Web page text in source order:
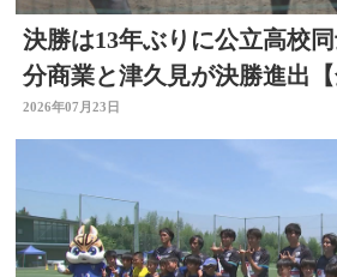
決勝は13年ぶりに公立高校
分商業と津久見が決勝進出
手権大分大会】
2026年07月23日